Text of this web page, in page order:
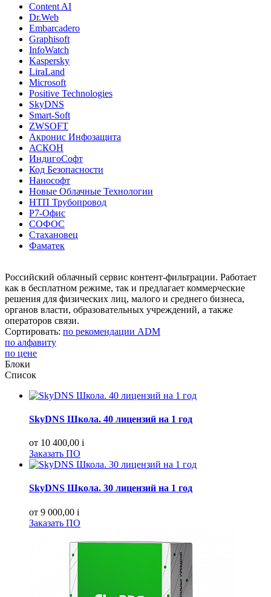
Content AI
Dr.Web
Embarcadero
Graphisoft
InfoWatch
Kaspersky
LiraLand
Microsoft
Positive Technologies
SkyDNS
Smart-Soft
ZWSOFT
Акронис Инфозащита
АСКОН
ИндигоСофт
Код Безопасности
Нанософт
Новые Облачные Технологии
НТП Трубопровод
Р7-Офис
СОФОС
Стахановец
Фаматек
Российский облачный сервис контент-фильтрации. Работает
как в бесплатном режиме, так и предлагает коммерческие
решения для физических лиц, малого и среднего бизнеса,
органов власти, образовательных учреждений, а также
операторов связи.
Сортировать: по рекомендации ADM
по алфавиту
по цене
Блоки
Список
SkyDNS Школа. 40 лицензий на 1 год
от 10 400,00 i
Заказать ПО
SkyDNS Школа. 30 лицензий на 1 год
от 9 000,00 i
Заказать ПО